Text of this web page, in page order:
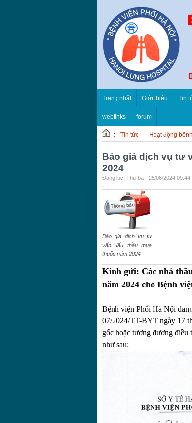
Trang nhất Giới thiệu Tin
weblinks forum
Tin tức Hoạt động
Báo giá dịch vụ tư
2024
Đăng lúc: Thứ ba - 25/06/2024 09:44
Báo giá dịch vụ tư
vấn đấu thầu mua
thuốc năm 2024
Kính gửi: Các nhà
năm 2024 cho Bệnh
Bệnh viện Phổi Hà Nội
07/2024/TT-BYT ngày 17
gốc hoặc tương đương
như sau: